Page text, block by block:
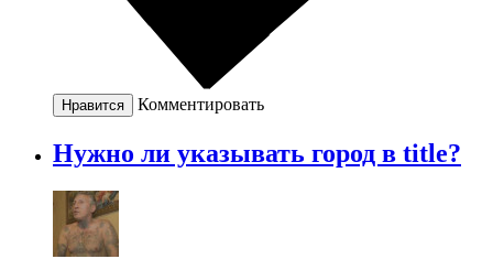
Нравится Комментировать
Нужно ли указывать город в title?